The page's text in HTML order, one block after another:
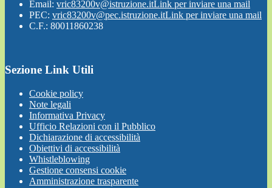
Email: vric83200v@istruzione.itLink per inviare una mail
PEC: vric83200v@pec.istruzione.itLink per inviare una mail
C.F.: 80011860238
Sezione Link Utili
Cookie policy
Note legali
Informativa Privacy
Ufficio Relazioni con il Pubblico
Dichiarazione di accessibilità
Obiettivi di accessibilità
Whistleblowing
Gestione consensi cookie
Amministrazione trasparente